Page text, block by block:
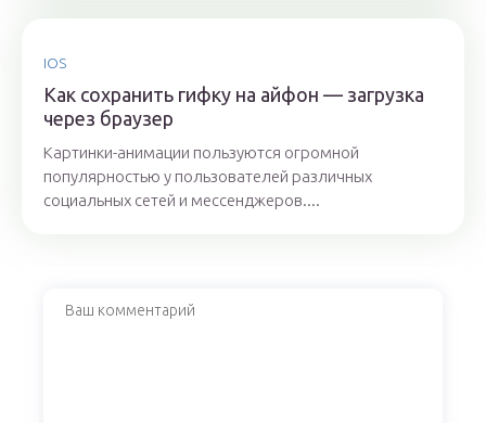
IOS
Как сохранить гифку на айфон — загрузка
через браузер
Картинки-анимации пользуются огромной
популярностью у пользователей различных
социальных сетей и мессенджеров....